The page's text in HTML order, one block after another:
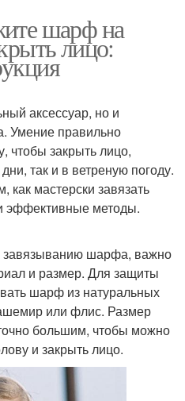
шарф на
лицо:
аксессуар, но и
Умение правильно
чтобы закрыть лицо,
так и в ветреную погоду.
как мастерски завязать
эффективные методы.
завязыванию шарфа, важно
и размер. Для защиты
шарф из натуральных
или флис. Размер
большим, чтобы можно
и закрыть лицо.